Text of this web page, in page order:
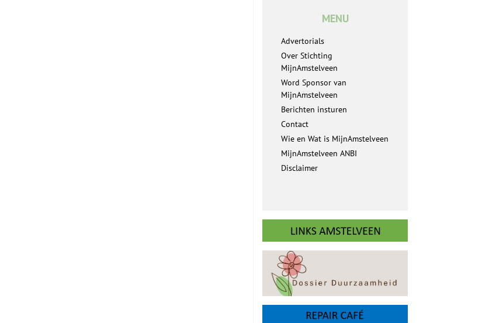
MENU
Advertorials
Over Stichting
MijnAmstelveen
Word Sponsor van
MijnAmstelveen
Berichten insturen
Contact
Wie en Wat is MijnAmstelveen
MijnAmstelveen ANBI
Disclaimer